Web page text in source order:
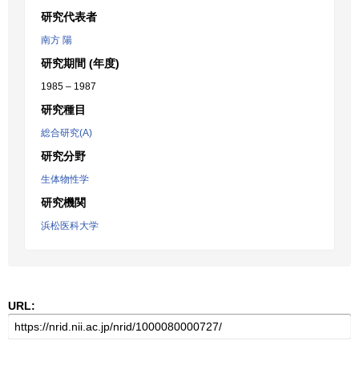
研究代表者
南方 陽
研究期間 (年度)
1985 – 1987
研究種目
総合研究(A)
研究分野
生体物性学
研究機関
浜松医科大学
URL: